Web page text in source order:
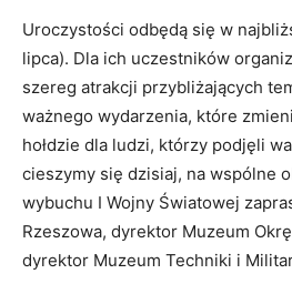
Uroczystości odbędą się w
lipca). Dla ich uczestników
szereg atrakcji przybliżających
ważnego wydarzenia, które
hołdzie dla ludzi, którzy podjęli
cieszymy się dzisiaj, na wspólne
wybuchu I Wojny Światowej
Rzeszowa, dyrektor Muzeum
dyrektor Muzeum Techniki i